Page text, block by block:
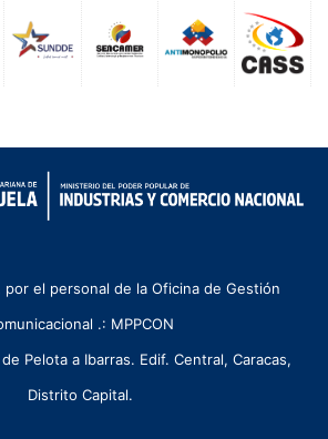
el personal de la Oficina de Gestión
.: MPPCON
Pelota a Ibarras. Edif. Central, Caracas,
Distrito Capital.